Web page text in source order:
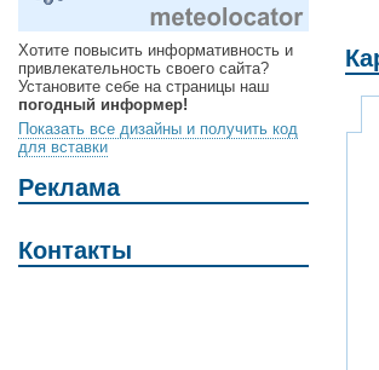
Хотите повысить информативность и
привлекательность своего сайта?
Установите себе на страницы наш
погодный информер!
Показать все дизайны и получить код
для вставки
Реклама
Контакты